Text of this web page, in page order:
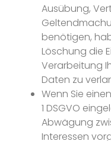
Ausübung,
benötigen,
Löschung die
Verarbeitung
Daten zu
Wenn Sie
1 DSGVO
Abwägung
Interessen